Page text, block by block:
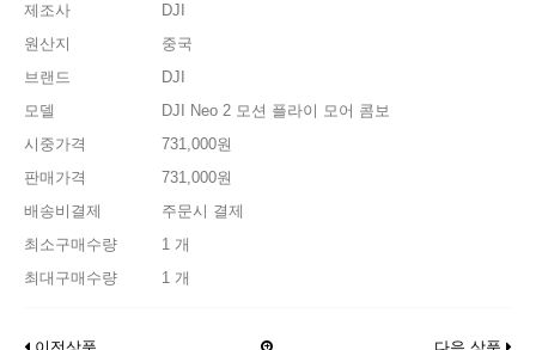
제조사
DJI
원산지
중국
브랜드
DJI
모델
DJI Neo 2 모션 플라이 모어 콤보
시중가격
731,000원
판매가격
731,000원
배송비결제
주문시 결제
최소구매수량
1 개
최대구매수량
1 개